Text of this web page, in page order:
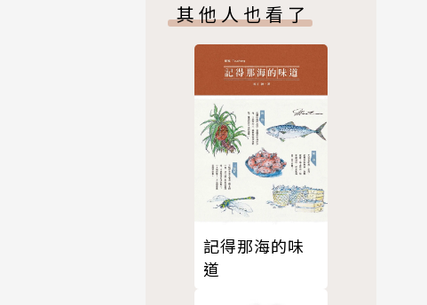
其他人也看了
記得那海的味
道